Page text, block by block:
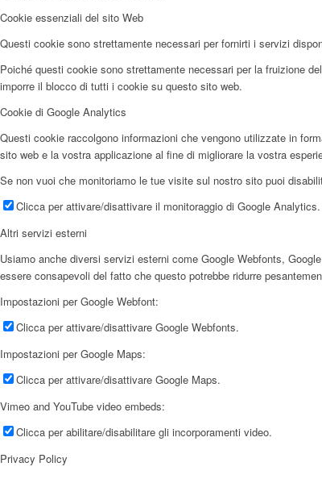
Cookie essenziali del sito Web
Questi cookie sono strettamente necessari per fornirti i servizi
Poiché questi cookie sono strettamente necessari per la fruizione
imporre il blocco di tutti i cookie su questo sito web.
Cookie di Google Analytics
Questi cookie raccolgono informazioni che vengono utilizzate in
sito web e la vostra applicazione al fine di migliorare la vostra
Se non vuoi che monitoriamo le tue visite sul nostro sito puoi
Clicca per attivare/disattivare il monitoraggio di Google Analytics.
Altri servizi esterni
Usiamo anche diversi servizi esterni come Google Webfonts,
essere consapevoli del fatto che questo potrebbe ridurre
Impostazioni per Google Webfont:
Clicca per attivare/disattivare Google Webfonts.
Impostazioni per Google Maps:
Clicca per attivare/disattivare Google Maps.
Vimeo and YouTube video embeds:
Clicca per abilitare/disabilitare gli incorporamenti video.
Privacy Policy